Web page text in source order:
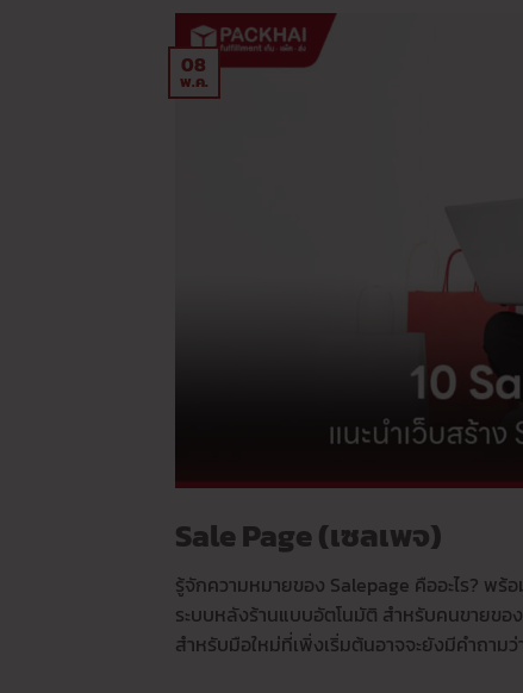
08
พ.ค.
Sale Page (เซลเพจ)
รู้จักความหมายของ Salepage คืออะไร? พร้
ระบบหลังร้านแบบอัตโนมัติ สำหรับคนขายข
สำหรับมือใหม่ที่เพิ่งเริ่มต้นอาจจะยังมีคำถามว่